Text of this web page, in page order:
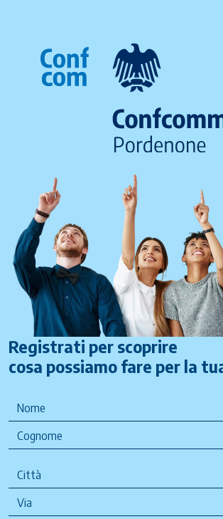
Registrati per scoprire
cosa possiamo fare per la